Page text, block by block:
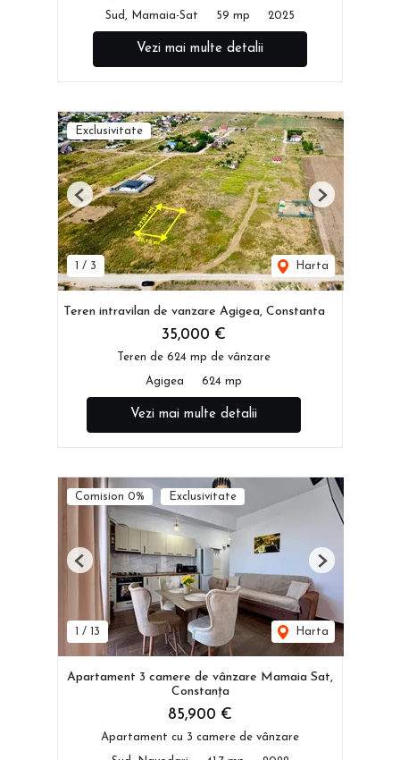
Sud, Mamaia-Sat 59 mp 2025
Vezi mai multe detalii
Exclusivitate
/ 3 Harta
Previous Next
Teren intravilan de vanzare Agigea, Constanta
35,000 €
Teren de 624 mp de vânzare
Agigea 624 mp
Vezi mai multe detalii
Comision 0% Exclusivitate
/ 13 Harta
Previous Next
Apartament 3 camere de vânzare Mamaia Sat,
Constanța
85,900 €
Apartament cu 3 camere de vânzare